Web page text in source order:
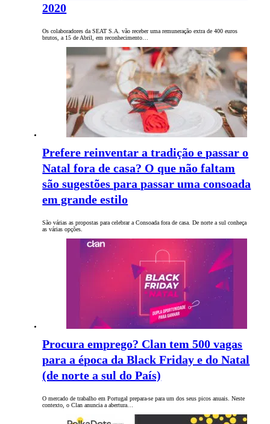
2020
Os colaboradores da SEAT S.A. vão receber uma remuneração extra de 400 euros
brutos, a 15 de Abril, em reconhecimento…
Prefere reinventar a tradição e passar o
Natal fora de casa? O que não faltam
são sugestões para passar uma consoada
em grande estilo
São várias as propostas para celebrar a Consoada fora de casa. De norte a sul conheça
as várias opções.
Procura emprego? Clan tem 500 vagas
para a época da Black Friday e do Natal
(de norte a sul do País)
O mercado de trabalho em Portugal prepara-se para um dos seus picos anuais. Neste
contexto, o Clan anuncia a abertura…